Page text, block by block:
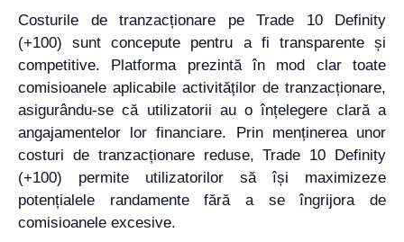
Costurile de tranzacționare pe Trade 10 Definity
(+100) sunt concepute pentru a fi transparente și
competitive. Platforma prezintă în mod clar toate
comisioanele aplicabile activităților de tranzacționare,
asigurându-se că utilizatorii au o înțelegere clară a
angajamentelor lor financiare. Prin menținerea unor
costuri de tranzacționare reduse, Trade 10 Definity
(+100) permite utilizatorilor să își maximizeze
potențialele randamente fără a se îngrijora de
comisioanele excesive.